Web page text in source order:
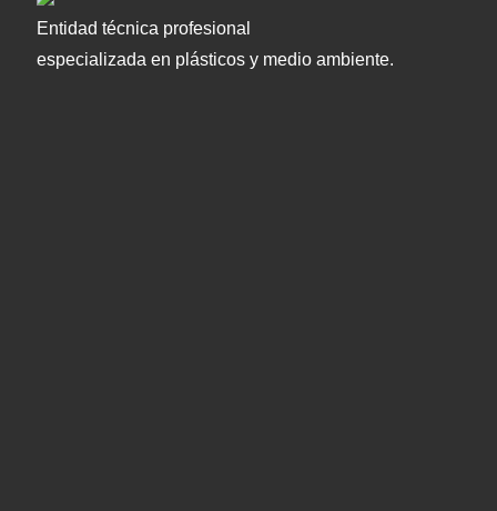
Entidad técnica profesional
especializada en plásticos y medio ambiente.